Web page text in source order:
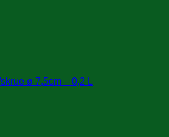
ø 7,5cm – 0,2 L